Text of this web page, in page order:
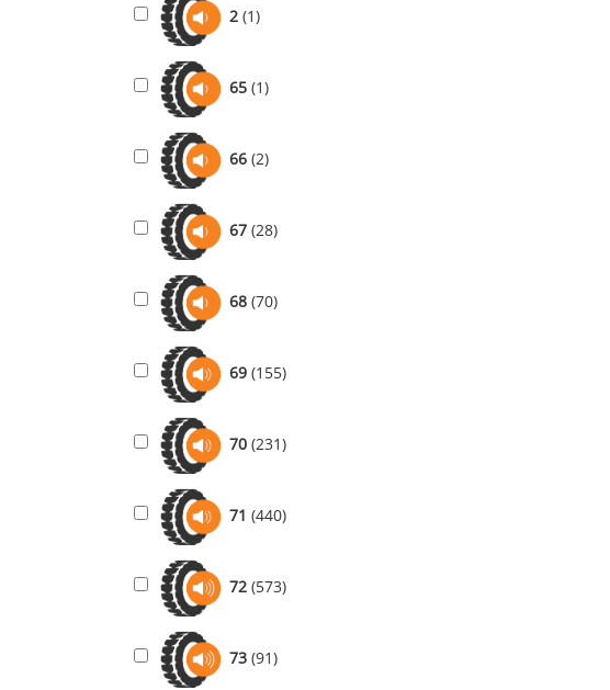
2 (1)
65 (1)
66 (2)
67 (28)
68 (70)
69 (155)
70 (231)
71 (440)
72 (573)
73 (91)